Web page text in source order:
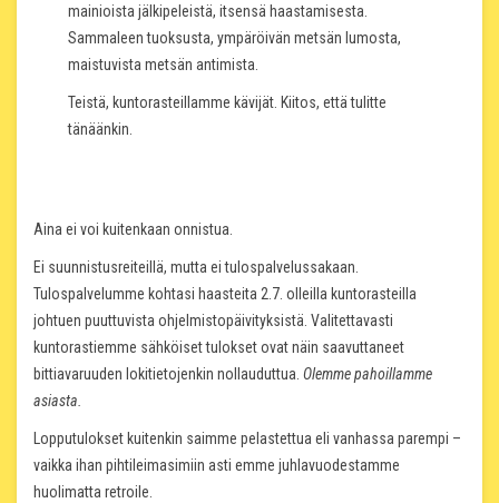
mainioista jälkipeleistä, itsensä haastamisesta.
Sammaleen tuoksusta, ympäröivän metsän lumosta,
maistuvista metsän antimista.
Teistä, kuntorasteillamme kävijät. Kiitos, että tulitte
tänäänkin.
Aina ei voi kuitenkaan onnistua.
Ei suunnistusreiteillä, mutta ei tulospalvelussakaan.
Tulospalvelumme kohtasi haasteita 2.7. olleilla kuntorasteilla
johtuen puuttuvista ohjelmistopäivityksistä. Valitettavasti
kuntorastiemme sähköiset tulokset ovat näin saavuttaneet
bittiavaruuden lokitietojenkin nollauduttua. Olemme pahoillamme
asiasta.
Lopputulokset kuitenkin saimme pelastettua eli vanhassa parempi –
vaikka ihan pihtileimasimiin asti emme juhlavuodestamme
huolimatta retroile.